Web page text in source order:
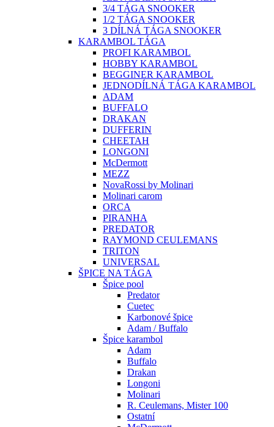
3/4 TÁGA SNOOKER
1/2 TÁGA SNOOKER
3 DÍLNÁ TÁGA SNOOKER
KARAMBOL TÁGA
PROFI KARAMBOL
HOBBY KARAMBOL
BEGGINER KARAMBOL
JEDNODÍLNÁ TÁGA KARAMBOL
ADAM
BUFFALO
DRAKAN
DUFFERIN
CHEETAH
LONGONI
McDermott
MEZZ
NovaRossi by Molinari
Molinari carom
ORCA
PIRANHA
PREDATOR
RAYMOND CEULEMANS
TRITON
UNIVERSAL
ŠPICE NA TÁGA
Špice pool
Predator
Cuetec
Karbonové špice
Adam / Buffalo
Špice karambol
Adam
Buffalo
Drakan
Longoni
Molinari
R. Ceulemans, Mister 100
Ostatní